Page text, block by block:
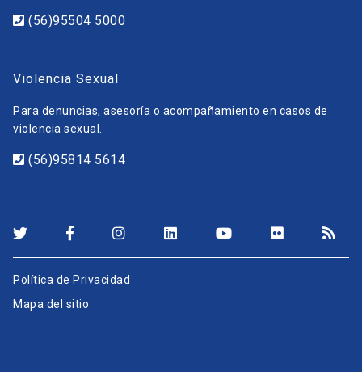
(56)95504 5000
Violencia Sexual
Para denuncias, asesoría o acompañamiento en casos de
violencia sexual.
(56)95814 5614
Política de Privacidad
Mapa del sitio